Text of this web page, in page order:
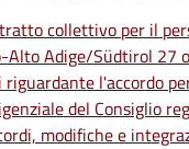
collettivo per il
Adige/Südtirol 27
l'accordo
del Consiglio
modifiche e